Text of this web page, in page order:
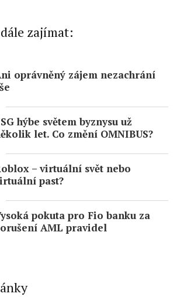
zajímat:
oprávněný zájem nezachrání
hýbe světem byznysu už
let. Co změní OMNIBUS?
– virtuální svět nebo
past?
pokuta pro Fio banku za
AML pravidel